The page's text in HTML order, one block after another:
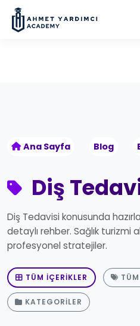
Ana Sayfa Blog
Diş
Diş Tedavisi konusunda
detaylı rehber. Sağlık turizmi
profesyonel stratejiler.
TÜM İÇERIKLER
KATEGORILER